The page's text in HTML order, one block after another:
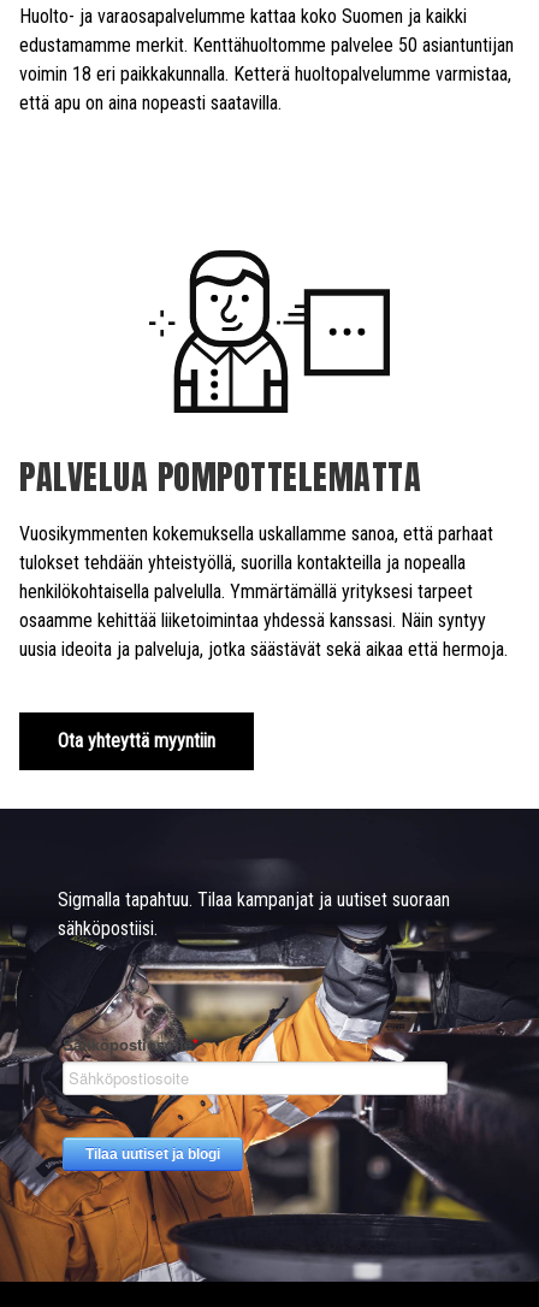
Huolto- ja varaosapalvelumme kattaa koko Suomen ja kaikki
edustamamme merkit. Kenttähuoltomme palvelee 50 asiantuntijan
voimin 18 eri paikkakunnalla. Ketterä huoltopalvelumme varmistaa,
että apu on aina nopeasti saatavilla.
PALVELUA POMPOTTELEMATTA
Vuosikymmenten kokemuksella uskallamme sanoa, että parhaat
tulokset tehdään yhteistyöllä, suorilla kontakteilla ja nopealla
henkilökohtaisella palvelulla. Ymmärtämällä yrityksesi tarpeet
osaamme kehittää liiketoimintaa yhdessä kanssasi. Näin syntyy
uusia ideoita ja palveluja, jotka säästävät sekä aikaa että hermoja.
Ota yhteyttä myyntiin
Sigmalla tapahtuu. Tilaa kampanjat ja uutiset suoraan
sähköpostiisi.